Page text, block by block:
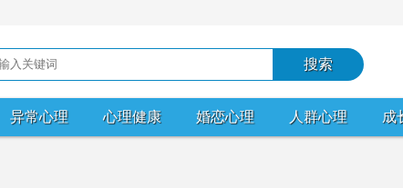
异常心理 心理健康 婚恋心理 人群心理 成